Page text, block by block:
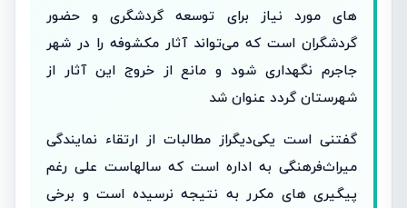
های مورد نیاز برای توسعه گردشگری و حضور
گردشگران است که می‌تواند آثار مکشوفه را در شهر
جاجرم نگهداری شود و مانع از خروج این آثار از
شهرستان گردد عنوان شد
گفتنی است یکی‌دیگر‌از مطالبات از ارتقاء نمایندگی
میراث‌فرهنگی به اداره است که سالهاست علی رغم
پیگیری های مکرر به نتیجه نرسیده است ‌و برخی